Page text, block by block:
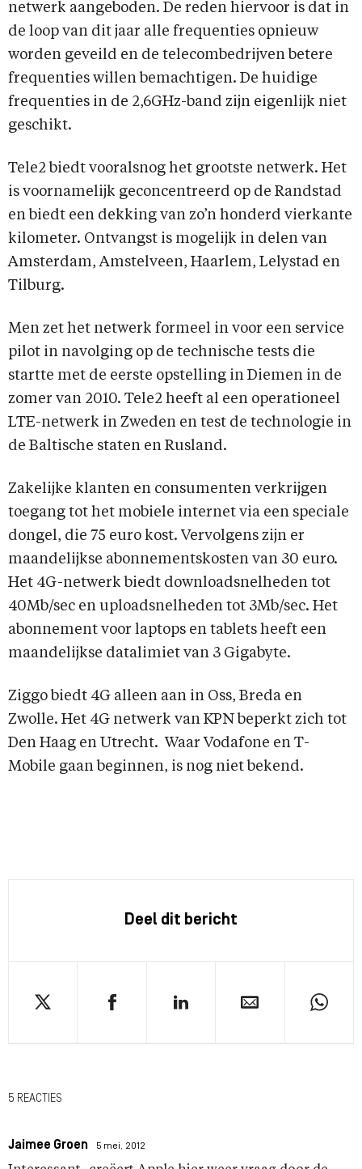
netwerk aangeboden. De reden hiervoor is dat in
de loop van dit jaar alle frequenties opnieuw
worden geveild en de telecombedrijven betere
frequenties willen bemachtigen. De huidige
frequenties in de 2,6GHz-band zijn eigenlijk niet
geschikt.
Tele2 biedt vooralsnog het grootste netwerk. Het
is voornamelijk geconcentreerd op de Randstad
en biedt een dekking van zo’n honderd vierkante
kilometer. Ontvangst is mogelijk in delen van
Amsterdam, Amstelveen, Haarlem, Lelystad en
Tilburg.
Men zet het netwerk formeel in voor een service
pilot in navolging op de technische tests die
startte met de eerste opstelling in Diemen in de
zomer van 2010. Tele2 heeft al een operationeel
LTE-netwerk in Zweden en test de technologie in
de Baltische staten en Rusland.
Zakelijke klanten en consumenten verkrijgen
toegang tot het mobiele internet via een speciale
dongel, die 75 euro kost. Vervolgens zijn er
maandelijkse abonnementskosten van 30 euro.
Het 4G-netwerk biedt downloadsnelheden tot
40Mb/sec en uploadsnelheden tot 3Mb/sec. Het
abonnement voor laptops en tablets heeft een
maandelijkse datalimiet van 3 Gigabyte.
Ziggo biedt 4G alleen aan in Oss, Breda en
Zwolle. Het 4G netwerk van KPN beperkt zich tot
Den Haag en Utrecht. Waar Vodafone en T-
Mobile gaan beginnen, is nog niet bekend.
Deel dit bericht
5 REACTIES
Jaimee Groen 5 mei, 2012